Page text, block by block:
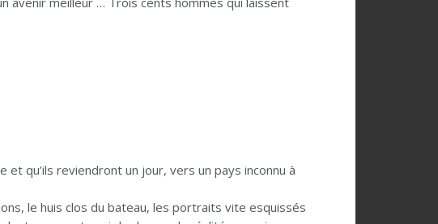
qu’ils reviendront un jour, vers un pays inconnu à
le huis clos du bateau, les portraits vite esquissés